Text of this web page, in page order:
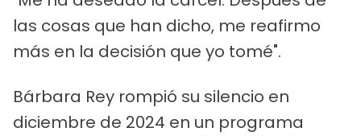
las cosas que han dicho, me reafirmo
más en la decisión que yo tomé".
Bárbara Rey rompió su silencio en
diciembre de 2024 en un programa